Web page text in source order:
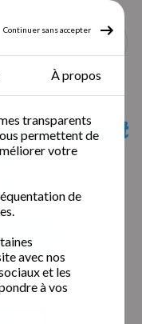
Continuer sans accepter
À propos
transparents
permettent de
votre
de
avec nos
et les
à vos
peuvent